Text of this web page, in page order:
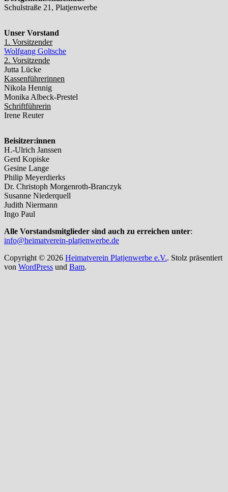
Schulstraße 21, Platjenwerbe
Unser Vorstand
1. Vorsitzender
Wolfgang Goltsche
2. Vorsitzende
Jutta Lücke
Kassenführerinnen
Nikola Hennig
Monika Albeck-Prestel
Schriftführerin
Irene Reuter
Beisitzer:innen
H.-Ulrich Janssen
Gerd Kopiske
Gesine Lange
Philip Meyerdierks
Dr. Christoph Morgenroth-Branczyk
Susanne Niederquell
Judith Niermann
Ingo Paul
Alle Vorstandsmitglieder sind auch zu erreichen unter:
info@heimatverein-platjenwerbe.de
Copyright © 2026 Heimatverein Platjenwerbe e.V.. Stolz präsentiert
von WordPress und Bam.